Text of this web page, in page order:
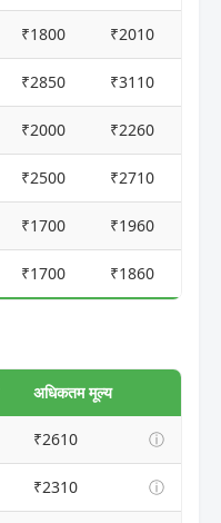
₹1800 ₹2010
₹2850 ₹3110
₹2000 ₹2260
₹2500 ₹2710
₹1700 ₹1960
₹1700 ₹1860
अधिकतम मूल्य
₹2610 ⓘ
₹2310 ⓘ